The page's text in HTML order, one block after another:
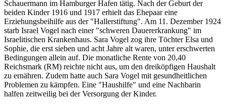
Schauermann im Hamburger Hafen tätig. Nach der Geburt der
beiden Kinder 1916 und 1917 erhielt das Ehepaar eine
Erziehungsbeihilfe aus der "Hallerstiftung". Am 11. Dezember 1924
starb Israel Vogel nach einer "schweren Dauererkrankung" im
Israelitischen Krankenhaus. Sara Vogel zog ihre Töchter Elsa und
Sophie, die erst sieben und acht Jahre alt waren, unter erschwerten
Bedingungen allein auf. Die monatliche Rente von 20,40
Reichsmark (RM) reichte nicht aus, um den dreiköpfigen Haushalt
zu ernähren. Zudem hatte auch Sara Vogel mit gesundheitlichen
Problemen zu kämpfen. Eine "Haushilfe" und eine Nachbarin
halfen zeitweilig bei der Versorgung der Kinder.